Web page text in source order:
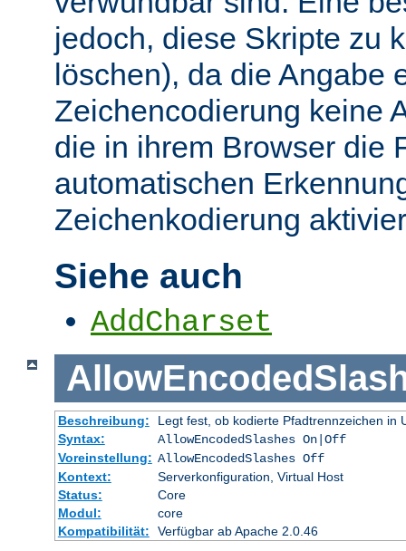
jedoch, diese Skripte zu
löschen), da die Angabe
Zeichencodierung keine
die in ihrem Browser die
automatischen
Zeichenkodierung
Siehe auch
AddCharset
Beschreibung:
Legt fest, ob kodierte Pfadtrennzeichen in
Syntax:
AllowEncodedSlashes On|Off
Voreinstellung: AllowEncodedSlashes Off
Kontext:
Serverkonfiguration, Virtual Host
Status:
Core
Modul:
core
Kompatibilität:
Verfügbar ab Apache 2.0.46